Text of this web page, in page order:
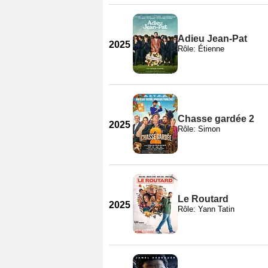
2025
Adieu Jean-Pat
Rôle: Étienne
2025
Chasse gardée 2
Rôle: Simon
2025
Le Routard
Rôle: Yann Tatin